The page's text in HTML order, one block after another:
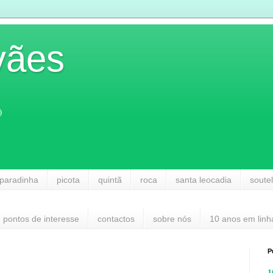
picota quintã roca santa leocadia
pontos de interesse contactos sobre nós 10 anos em